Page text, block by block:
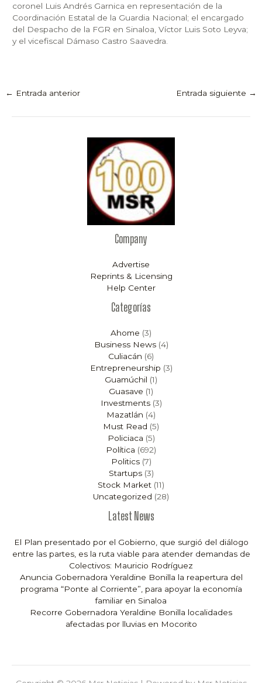
coronel Luis Andrés Garnica en representación de la
Coordinación Estatal de la Guardia Nacional; el encargado
del Despacho de la FGR en Sinaloa, Víctor Luis Soto Leyva;
y el vicefiscal Dámaso Castro Saavedra.
← Entrada anterior Entrada siguiente →
Company
Advertise
Reprints & Licensing
Help Center
Categorías
Ahome (3)
Business News(4)
Culiacán (6)
Entrepreneurship (3)
Guamúchil (1)
Guasave (1)
Investments(3)
Mazatlán (4)
Must Read (5)
Policiaca (5)
Política (692)
Politics(7)
Startups(3)
Stock Market (11)
Uncategorized (28)
Latest News
El Plan presentado por el Gobierno, que surgió del diálogo
entre las partes, es la ruta viable para atender demandas de
Colectivos: Mauricio Rodríguez
Anuncia Gobernadora Yeraldine Bonilla la reapertura del
programa “Ponte al Corriente”, para apoyar la economía
familiar en Sinaloa
Recorre Gobernadora Yeraldine Bonilla localidades
afectadas por lluvias en Mocorito